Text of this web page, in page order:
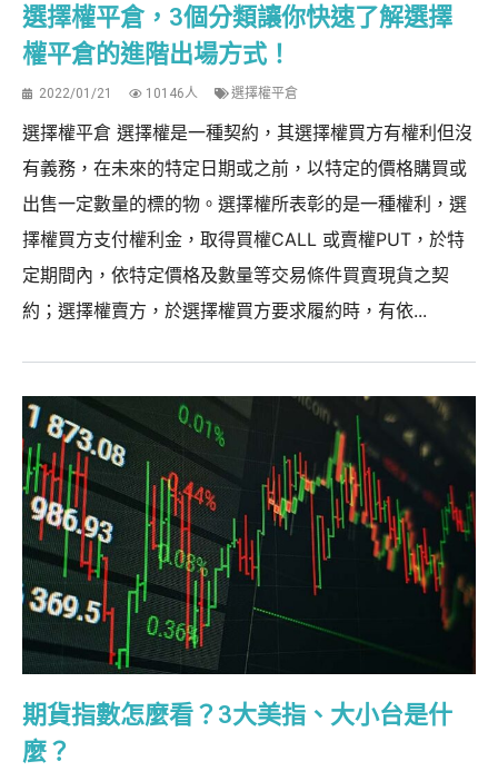
選擇權平倉，3個分類讓你快速了解選擇
權平倉的進階出場方式！
2022/01/21 10146人 選擇權平倉
選擇權平倉 選擇權是一種契約，其選擇權買方有權利但沒
有義務，在未來的特定日期或之前，以特定的價格購買或
出售一定數量的標的物。選擇權所表彰的是一種權利，選
擇權買方支付權利金，取得買權CALL 或賣權PUT，於特
定期間內，依特定價格及數量等交易條件買賣現貨之契
約；選擇權賣方，於選擇權買方要求履約時，有依...
期貨指數怎麼看？3大美指、大小台是什
麼？